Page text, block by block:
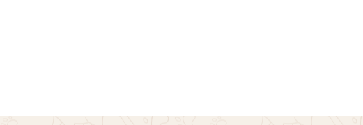
Προσθήκη στο καλάθι Προσθήκη στο καλάθι